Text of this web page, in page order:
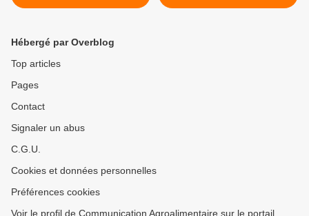
(@tonyfutura)
Hébergé par Overblog
Top articles
Pages
Contact
Signaler un abus
C.G.U.
Cookies et données personnelles
Préférences cookies
Voir le profil de Communication Agroalimentaire sur le portail